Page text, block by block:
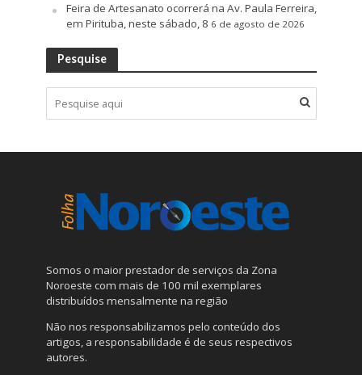
Feira de Artesanato ocorrerá na Av. Paula Ferreira,
em Pirituba, neste sábado, 8 6 de agosto de 2026
Pesquise
Somos o maior prestador de serviços da Zona
Noroeste com mais de 100 mil exemplares
distribuídos mensalmente na região
Não nos responsabilizamos pelo conteúdo dos
artigos, a responsabilidade é de seus respectivos
autores.